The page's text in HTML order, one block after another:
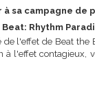
campagne de
Rhythm
l'effet de Beat the
l'effet contagieux,